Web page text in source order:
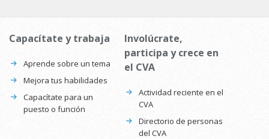
Capacítate y trabaja
Aprende sobre un tema
Mejora tus habilidades
Capacítate para un
puesto o función
Involúcrate,
participa y crece en
el CVA
Actividad reciente en el
CVA
Directorio de personas
del CVA